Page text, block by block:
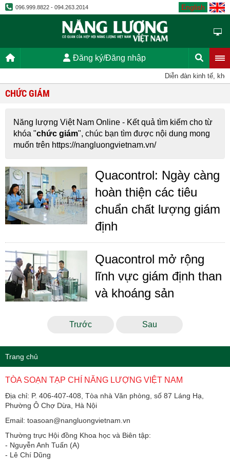
096.999.8822 - 094.263.2014 English
Đăng ký/Đăng nhập
Diễn đàn kinh tế,
CHỨC GIÁM
Năng lượng Việt Nam Online - Kết quả tìm kiếm cho từ
khóa "chức giám", chúc bạn tìm được nội dung mong
muốn trên https://nangluongvietnam.vn/
Quacontrol: Ngày càng
hoàn thiện các tiêu
chuẩn chất lượng giám
định
Quacontrol mở rộng
lĩnh vực giám định than
và khoáng sản
Trước Sau
Trang chủ
TÒA SOẠN TẠP CHÍ NĂNG LƯỢNG VIỆT NAM
Địa chỉ: P. 406-407-408, Tòa nhà Văn phòng, số 87 Láng Hạ,
Phường Ô Chợ Dừa, Hà Nội
Email: toasoan@nangluongvietnam.vn
Thường trực Hội đồng Khoa học và Biên tập:
​​​​​​- Nguyễn Anh Tuấn (A)
- Lê Chí Dũng